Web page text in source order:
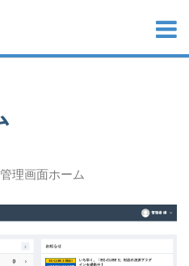
管理画面ホーム